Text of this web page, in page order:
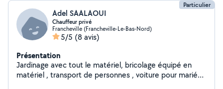
Particulier
Adel SAALAOUI
Chauffeur privé
Francheville (Francheville-Le-Bas-Nord)
5/5 (8 avis)
Présentation
Jardinage avec tout le matériel, bricolage équipé en
matériel , transport de personnes , voiture pour mariés